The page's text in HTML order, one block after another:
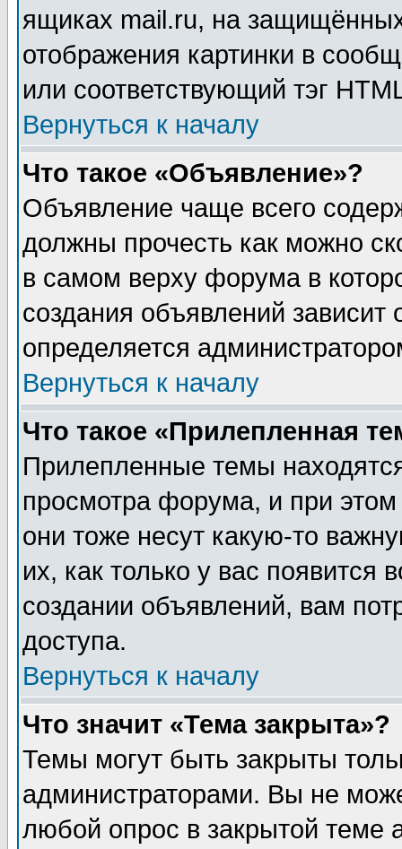
ящиках mail.ru, на
отображения картинки в
или соответствующий тэг
Вернуться к началу
Что такое «Объявление»?
Объявление чаще всего
должны прочесть как можно
в самом верху форума в
создания объявлений зависит
определяется
Вернуться к началу
Что такое «Прилепленная
Прилепленные темы
просмотра форума, и при
они тоже несут какую-то
их, как только у вас появится
создании объявлений, вам
доступа.
Вернуться к началу
Что значит «Тема закрыта»?
Темы могут быть закрыты
администраторами. Вы не
любой опрос в закрытой теме